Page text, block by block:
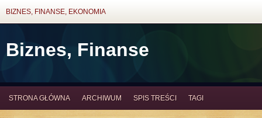
BIZNES, FINANSE, EKONOMIA
Biznes, Finanse
STRONA GŁÓWNA ARCHIWUM SPIS TREŚCI TAGI